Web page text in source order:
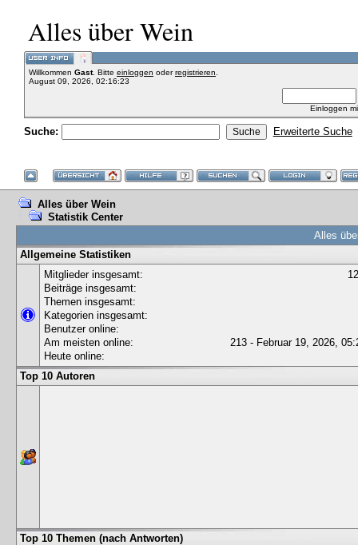
Alles über Wein
Willkommen Gast. Bitte einloggen oderregistrieren
August 09, 2026, 02:16:23
Einloggen
Suche: Erweiterte Suche
Alles über Wein
Statistik Center
Alles
Allgemeine Statistiken
Mitglieder insgesamt:
Beiträge insgesamt:
Themen insgesamt:
Kategorien insgesamt:
Benutzer online:
Am meisten online:
213 - Februar 19, 2026,
Heute online:
Top 10 Autoren
Top 10 Themen (nach Antworten)